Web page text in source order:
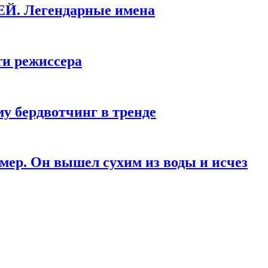
Легендарные имена
режиссера
бердвотчинг в тренде
Он вышел сухим из воды и исчез